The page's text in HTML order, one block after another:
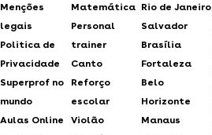
Menções
legais
Politica de
Privacidade
Superprof no
mundo
Aulas Online
Matemática
Personal
trainer
Canto
Reforço
escolar
Violão
Rio de Janeiro
Salvador
Brasília
Fortaleza
Belo
Horizonte
Manaus